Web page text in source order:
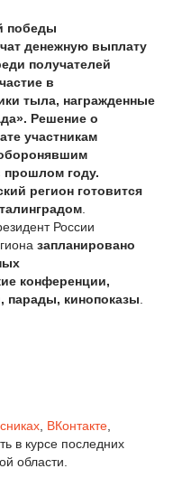
победы
денежную выплату
получателей
в
тыла, награжденные
Решение о
участникам
прошлом году.
регион готовится
России
запланировано
конференции,
парады, кинопоказы
ВКонтакте
в курсе последних
области.